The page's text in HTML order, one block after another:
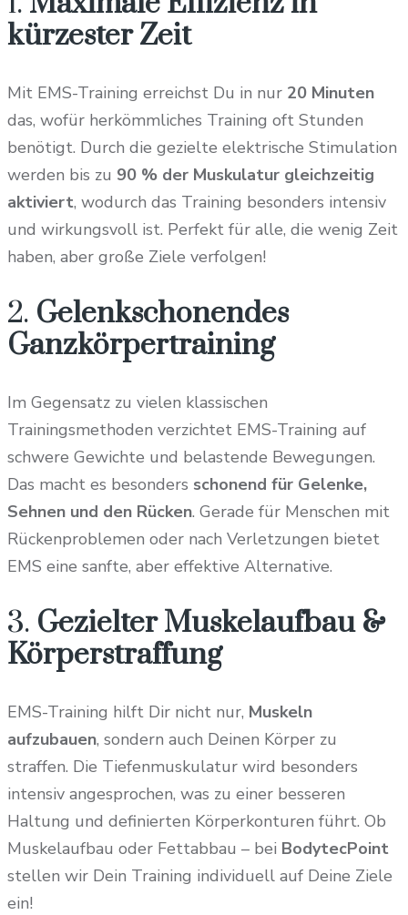
kürzester Zeit
Mit EMS-Training erreichst Du in nur 20 Minuten
das, wofür herkömmliches Training oft Stunden
benötigt. Durch die gezielte elektrische Stimulation
werden bis zu 90 % der Muskulatur gleichzeitig
aktiviert, wodurch das Training besonders intensiv
und wirkungsvoll ist. Perfekt für alle, die wenig Zeit
haben, aber große Ziele verfolgen!
2. Gelenkschonendes
Ganzkörpertraining
Im Gegensatz zu vielen klassischen
Trainingsmethoden verzichtet EMS-Training auf
schwere Gewichte und belastende Bewegungen.
Das macht es besonders schonend für Gelenke,
Sehnen und den Rücken. Gerade für Menschen mit
Rückenproblemen oder nach Verletzungen bietet
EMS eine sanfte, aber effektive Alternative.
3. Gezielter Muskelaufbau &
Körperstraffung
EMS-Training hilft Dir nicht nur, Muskeln
aufzubauen, sondern auch Deinen Körper zu
straffen. Die Tiefenmuskulatur wird besonders
intensiv angesprochen, was zu einer besseren
Haltung und definierten Körperkonturen führt. Ob
Muskelaufbau oder Fettabbau – bei BodytecPoint
stellen wir Dein Training individuell auf Deine Ziele
ein!